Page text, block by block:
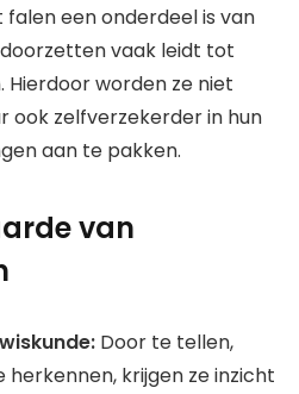
falen een onderdeel is van
vaak leidt tot
worden ze niet
ook zelfverzekerder in hun
aan te pakken.
van
Door te tellen,
krijgen ze inzicht